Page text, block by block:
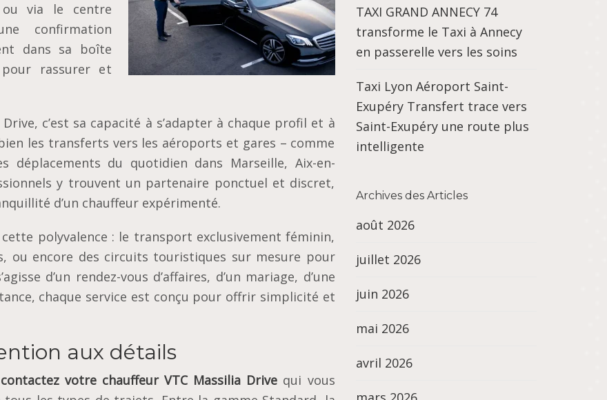
ou via le centre
confirmation
dans sa boîte
rassurer et
c’est sa capacité à s’adapter à chaque profil et à
les transferts vers les aéroports et gares – comme
déplacements du quotidien dans Marseille, Aix-en-
y trouvent un partenaire ponctuel et discret,
d’un chauffeur expérimenté.
polyvalence : le transport exclusivement féminin,
ou encore des circuits touristiques sur mesure pour
d’un rendez-vous d’affaires, d’un mariage, d’une
chaque service est conçu pour offrir simplicité et
aux détails
contactez votre chauffeur VTC Massilia Drive qui vous
TAXI GRAND ANNECY 74
transforme le Taxi à Annecy
en passerelle vers les soins
Taxi Lyon Aéroport Saint-
Exupéry Transfert trace vers
Saint-Exupéry une route plus
intelligente
Archives des Articles
août 2026
juillet 2026
juin 2026
mai 2026
avril 2026